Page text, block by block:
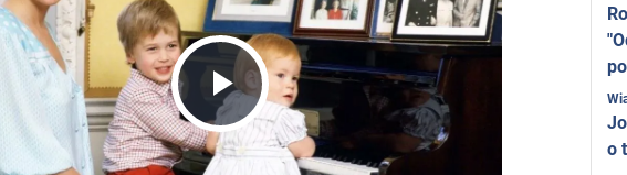
Play
o